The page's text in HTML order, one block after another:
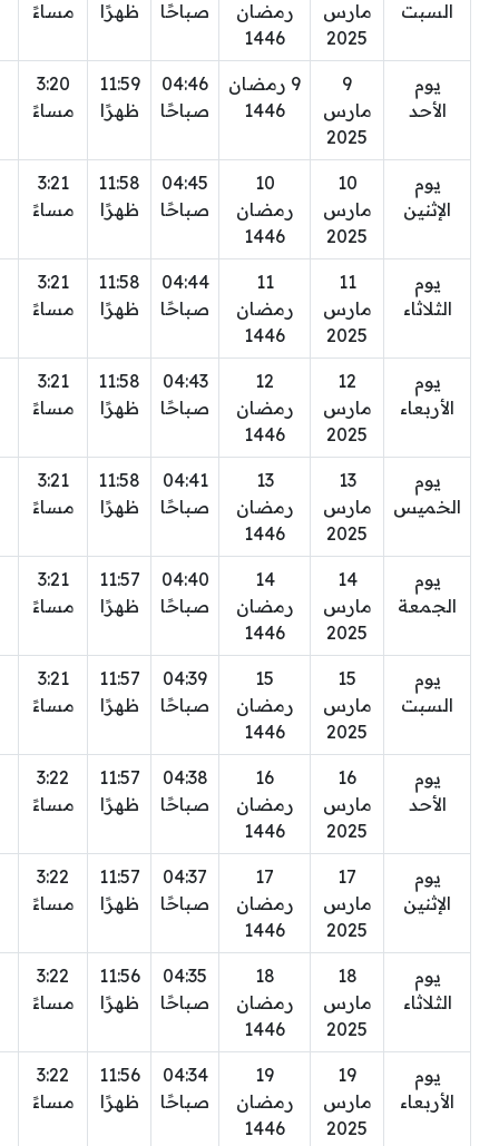
السبت
مارس
2025
رمضان
1446
صباحًا
ظهرًا
مساءً
يوم
الأحد
9
مارس
2025
9 رمضان
1446
04:46
صباحًا
11:59
ظهرًا
3:20
مساءً
يوم
الإثنين
10
مارس
2025
10
رمضان
1446
04:45
صباحًا
11:58
ظهرًا
3:21
مساءً
يوم
الثلاثاء
11
مارس
2025
11
رمضان
1446
04:44
صباحًا
11:58
ظهرًا
3:21
مساءً
يوم
الأربعاء
12
مارس
2025
12
رمضان
1446
04:43
صباحًا
11:58
ظهرًا
3:21
مساءً
يوم
الخميس
13
مارس
2025
13
رمضان
1446
04:41
صباحًا
11:58
ظهرًا
3:21
مساءً
يوم
الجمعة
14
مارس
2025
14
رمضان
1446
04:40
صباحًا
11:57
ظهرًا
3:21
مساءً
يوم
السبت
15
مارس
2025
15
رمضان
1446
04:39
صباحًا
11:57
ظهرًا
3:21
مساءً
يوم
الأحد
16
مارس
2025
16
رمضان
1446
04:38
صباحًا
11:57
ظهرًا
3:22
مساءً
يوم
الإثنين
17
مارس
2025
17
رمضان
1446
04:37
صباحًا
11:57
ظهرًا
3:22
مساءً
يوم
الثلاثاء
18
مارس
2025
18
رمضان
1446
04:35
صباحًا
11:56
ظهرًا
3:22
مساءً
يوم
الأربعاء
19
مارس
2025
19
رمضان
1446
04:34
صباحًا
11:56
ظهرًا
3:22
مساءً